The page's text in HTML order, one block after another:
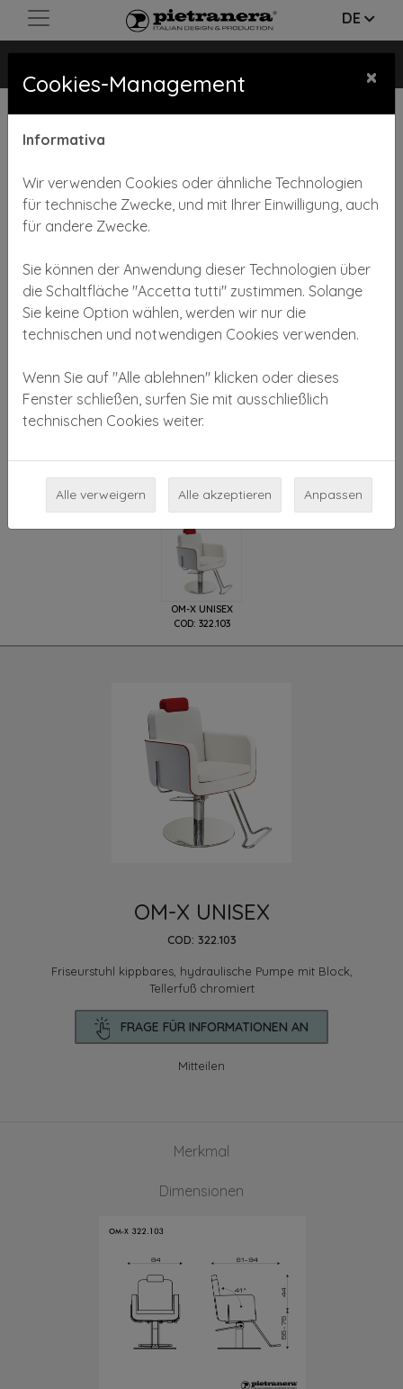
DE
Formelle und technische Festigkeit, das ist Om- X
Pietranera Stuhl
Verfügbaren Vorlagen
OM-X UNISEX
COD: 322.103
OM-X UNISEX
COD: 322.103
Friseurstuhl kippbares, hydraulische Pumpe mit Block,
Tellerfuß chromiert
FRAGE FÜR INFORMATIONEN AN
Mitteilen
Merkmal
Dimensionen
Cookies-Management ×
Informativa
Wir verwenden Cookies oder ähnliche Technologien
für technische Zwecke, und mit Ihrer Einwilligung, auch
für andere Zwecke.
Sie können der Anwendung dieser Technologien über
die Schaltfläche "Accetta tutti" zustimmen. Solange
Sie keine Option wählen, werden wir nur die
technischen und notwendigen Cookies verwenden.
Wenn Sie auf "Alle ablehnen" klicken oder dieses
Fenster schließen, surfen Sie mit ausschließlich
technischen Cookies weiter.
Alle verweigern Alle akzeptieren Anpassen